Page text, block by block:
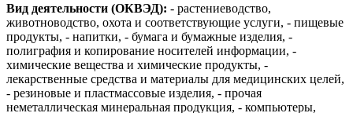
Вид деятельности (ОКВЭД): - растениеводство,
животноводство, охота и соответствующие услуги, - пищевые
продукты, - напитки, - бумага и бумажные изделия, -
полиграфия и копирование носителей информации, -
химические вещества и химические продукты, -
лекарственные средства и материалы для медицинских целей,
- резиновые и пластмассовые изделия, - прочая
неметаллическая минеральная продукция, - компьютеры,